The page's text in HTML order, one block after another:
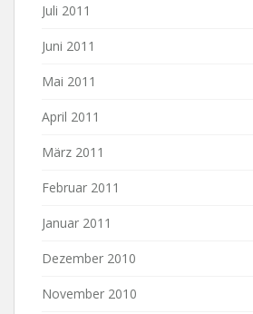
Juli 2011
Juni 2011
Mai 2011
April 2011
März 2011
Februar 2011
Januar 2011
Dezember 2010
November 2010